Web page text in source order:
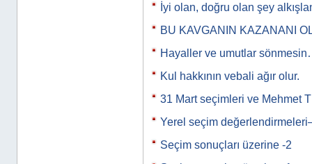
İyi olan, doğru olan şey
BU KAVGANIN KAZANANI
Hayaller ve umutlar
Kul hakkının vebali ağır olur.
31 Mart seçimleri ve Mehmet
Yerel seçim
Seçim sonuçları üzerine -2